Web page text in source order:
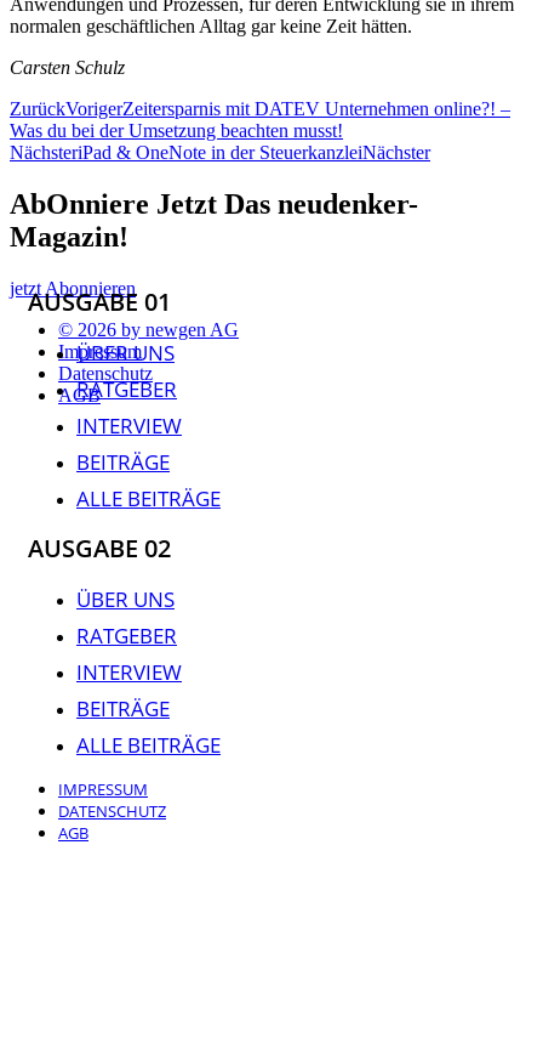
normalen geschäftlichen Alltag gar keine Zeit hätten.
Carsten Schulz
ZurückVorigerZeitersparnis mit DATEV Unternehmen online?! –
Was du bei der Umsetzung beachten musst!
NächsteriPad & OneNote in der SteuerkanzleiNächster
AbOnniere Jetzt Das neudenker-
Magazin!
jetzt Abonnieren
© 2026 by newgen AG
Impressum
Datenschutz
AGB
AUSGABE 01
ÜBER UNS
RATGEBER
INTERVIEW
BEITRÄGE
ALLE BEITRÄGE
AUSGABE 02
ÜBER UNS
RATGEBER
INTERVIEW
BEITRÄGE
ALLE BEITRÄGE
IMPRESSUM
DATENSCHUTZ
AGB